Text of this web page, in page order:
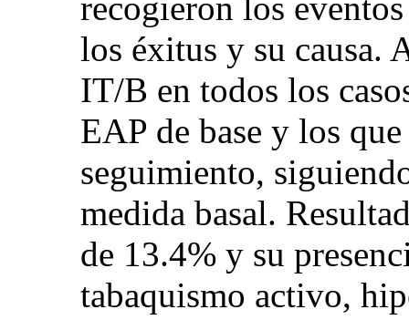
recogieron los
los éxitus y su causa.
IT/B en todos los
EAP de base y los
seguimiento,
medida basal.
de 13.4% y su
tabaquismo activo,